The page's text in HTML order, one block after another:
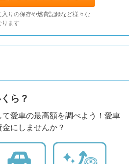
入りの保存や燃費記録など様々な
ります
ら？
愛車の最高額を調べよう！愛車
にしませんか？